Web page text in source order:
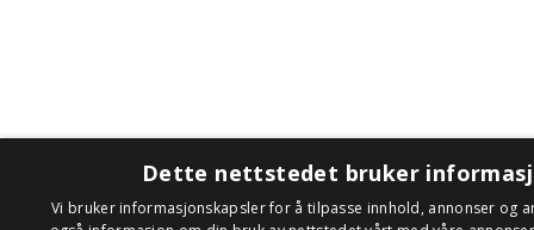
Dette nettstedet bruker
Vi bruker informasjonskapsler for å tilpasse innhold, annonser og